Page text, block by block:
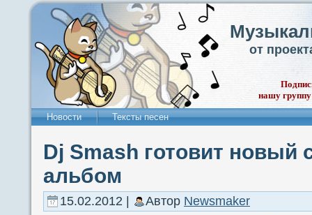
от
нашу
Новости Тексты песен
Dj Smash готовит новый
альбом
15.02.2012 | Автор Newsmaker